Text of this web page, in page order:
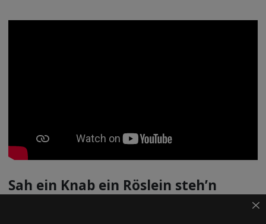
Sah ein Knab ein Röslein steh’n